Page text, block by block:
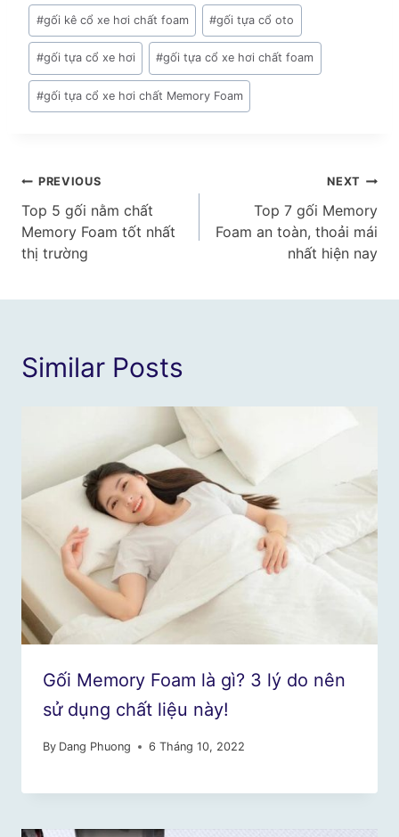
#gối kê cổ xe hơi chất foam #gối tựa cổ oto
#gối tựa cổ xe hơi #gối tựa cổ xe hơi chất foam
#gối tựa cổ xe hơi chất Memory Foam
Điều
hướng
bài
viết
PREVIOUS
Top 5 gối nằm chất
Memory Foam tốt nhất
thị trường
NEXT
Top 7 gối Memory
Foam an toàn, thoải mái
nhất hiện nay
Similar Posts
Gối Memory Foam là gì? 3 lý do nên
sử dụng chất liệu này!
By Dang Phuong 6 Tháng 10, 2022